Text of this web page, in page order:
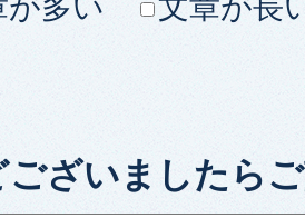
が多い
文章が長
ございましたら